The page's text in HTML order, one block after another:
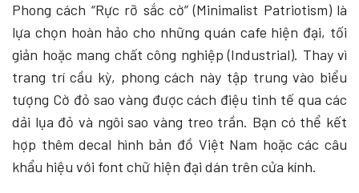
Phong cách “Rực rỡ sắc cờ” (Minimalist Patriotism) là
lựa chọn hoàn hảo cho những quán cafe hiện đại, tối
giản hoặc mang chất công nghiệp (Industrial). Thay vì
trang trí cầu kỳ, phong cách này tập trung vào biểu
tượng Cờ đỏ sao vàng được cách điệu tinh tế qua các
dải lụa đỏ và ngôi sao vàng treo trần. Bạn có thể kết
hợp thêm decal hình bản đồ Việt Nam hoặc các câu
khẩu hiệu với font chữ hiện đại dán trên cửa kính.